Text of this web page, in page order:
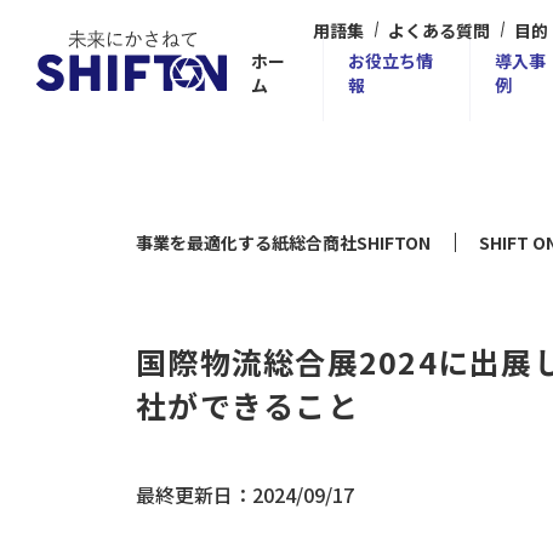
用語集 よくある質問 目
ホー
ム
お役立ち情
報
導入事
例
事業を最適化する紙総合商社SHIFTON SHIFT
国際物流総合展2024に出展
社ができること
最終更新日：2024/09/17